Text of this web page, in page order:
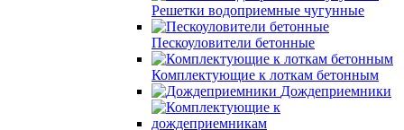
Решетки водоприемные чугунные
Пескоуловители бетонные
Комплектующие к лоткам бетонным
Дождеприемники